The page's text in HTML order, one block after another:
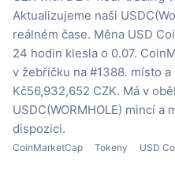
Aktualizujeme naši
reálném čase. Měna USD
24 hodin klesla o 0.07.
v žebříčku na #1388. místo
Kč56,932,652 CZK. Má v
USDC(WORMHOLE) mincí a
dispozici.
CoinMarketCap Tokeny USD